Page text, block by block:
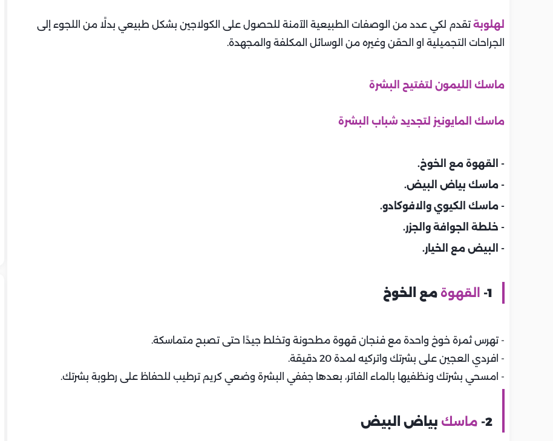
لهلوبة تقدم لكي عدد من الوصفات الطبيعية الآمنة للحصول على الكولاجين بشكل طبيعي بدلًا من اللجوء إلى
الجراحات التجميلية او الحقن وغيره من الوسائل المكلفة والمجهدة.
ماسك الليمون لتفتيح البشرة
ماسك المايونيز لتجديد شباب البشرة
- القهوة مع الخوخ.
- ماسك بياض البيض.
- ماسك الكيوي والافوكادو.
- خلطة الجوافة والجزر.
- البيض مع الخيار.
1- القهوة مع الخوخ
- تهرس ثمرة خوخ واحدة مع فنجان قهوة مطحونة وتخلط جيدًا حتى تصبح متماسكة.
- افردي العجين على بشرتك واتركيه لمدة 20 دقيقة.
- امسحي بشرتك ونظفيها بالماء الفاتر، بعدها جففي البشرة وضعي كريم ترطيب للحفاظ على رطوبة بشرتك.
2- ماسك بياض البيض